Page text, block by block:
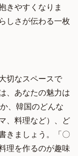
きやすくなりま
しさが伝わる一枚
切なスペースで
、あなたの魅力は
、韓国のどんな
、料理など）、ど
きましょう。「〇
理を作るのが趣味